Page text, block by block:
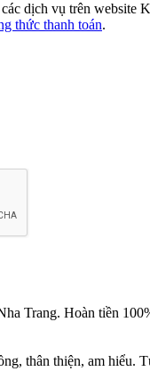
dịch vụ trên
thức thanh toán.
Trang. Hoàn tiền
thân thiện, am hiểu.